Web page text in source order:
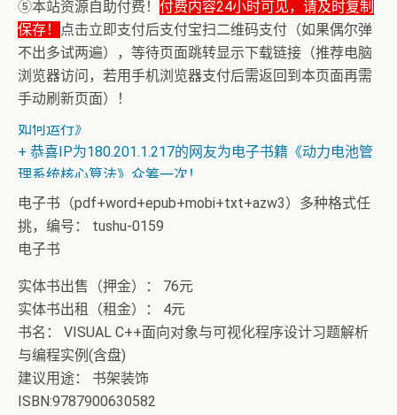
⑤本站资源自助付费！ 付费内容24小时可见，请及时复制
保存！
点击立即支付后支付宝扫二维码支付（如果偶尔弹
不出多试两遍），等待页面跳转显示下载链接（推荐电脑
浏览器访问，若用手机浏览器支付后需返回到本页面再需
手动刷新页面）！
+ 【真·核心技术】搜片神器+下载+在线看片神器
+ 恒星世界在暴力中诞生，也在暴力中消亡！《了解宇宙
如何运行》
+ 恭喜IP为180.201.1.217的网友为电子书籍《动力电池管
理系统核心算法》众筹一次！
电子书（pdf+word+epub+mobi+txt+azw3）多种格式任
挑，编号： tushu-0159
电子书
实体书出售（押金）： 76元
实体书出租（租金）： 4元
书名： VISUAL C++面向对象与可视化程序设计习题解析
与编程实例(含盘)
建议用途： 书架装饰
ISBN:9787900630582